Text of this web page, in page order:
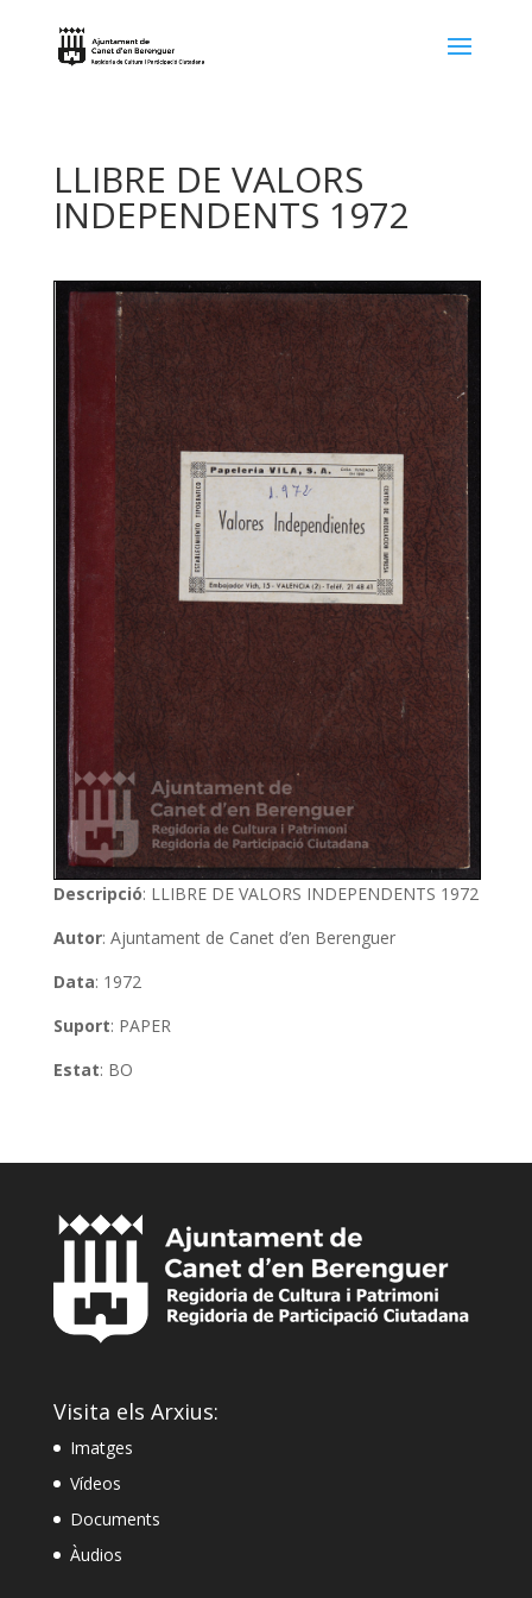
LLIBRE DE VALORS
INDEPENDENTS 1972
Descripció: LLIBRE DE VALORS INDEPENDENTS 1972
Autor: Ajuntament de Canet d’en Berenguer
Data: 1972
Suport: PAPER
Estat: BO
Visita els Arxius:
Imatges
Vídeos
Documents
Àudios